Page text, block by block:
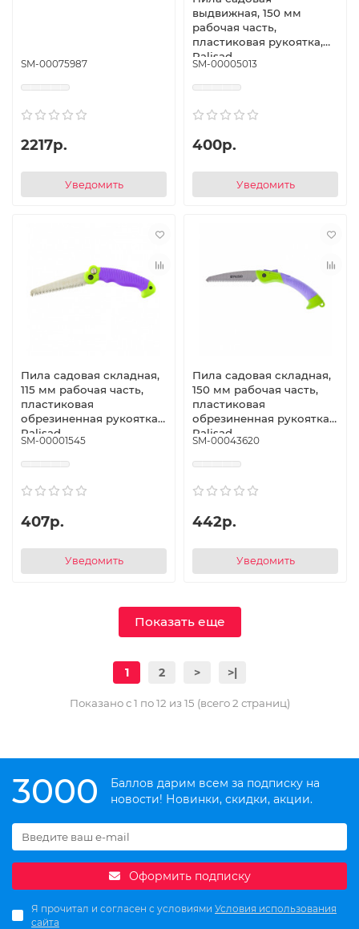
SM-00075987
2217р.
Уведомить
выдвижная, 150 мм
рабочая часть,
пластиковая рукоятка,
Palisad
SM-00005013
400р.
Уведомить
Пила садовая складная,
115 мм рабочая часть,
пластиковая
обрезиненная рукоятка,
Palisad
SM-00001545
407р.
Уведомить
Пила садовая складная,
150 мм рабочая часть,
пластиковая
обрезиненная рукоятка,
Palisad
SM-00043620
442р.
Уведомить
Показать еще
1 2 > >|
Показано с 1 по 12 из 15 (всего 2 страниц)
3000
Баллов дарим всем за подписку на
новости! Новинки, скидки, акции.
Оформить подписку
Я прочитал и согласен с условиями Условия использования
сайта